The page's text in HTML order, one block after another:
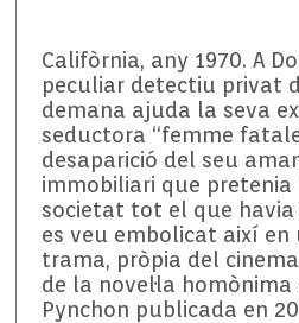
Califòrnia, any 1970. A
peculiar detectiu privat
demana ajuda la seva
seductora “femme
desaparició del seu
immobiliari que
societat tot el que
es veu embolicat així en
trama, pròpia del
de la novel·la homònima
Pynchon publicada en